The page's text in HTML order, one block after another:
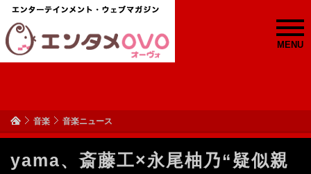
MENU
音楽 音楽ニュース
yama、斎藤工×永尾柚乃“疑似親